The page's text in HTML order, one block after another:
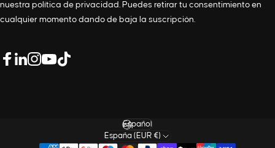
nuestra política de privacidad. Puedes retirar tu consentimiento en
cualquier momento dando de baja la suscripción.
Idioma
España (EUR €)